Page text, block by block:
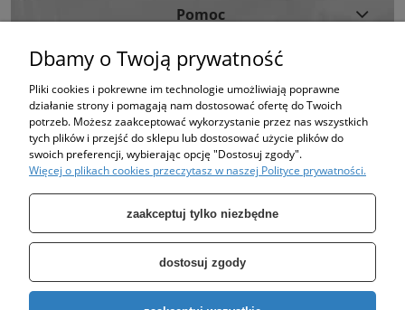
Pomoc
Moje Konto
Informacje
Strona korzysta z plików cookies w celu realizacji usług i zgodnie z Polityką
Plików Cookies.
Możesz określić warunki przechowywania lub dostępu do plików cookies w
Twojej przeglądarce. (polityka prywatności)
Dbamy o Twoją prywatność
Pliki cookies i pokrewne im technologie umożliwiają poprawne
działanie strony i pomagają nam dostosować ofertę do Twoich
potrzeb. Możesz zaakceptować wykorzystanie przez nas wszystkich
tych plików i przejść do sklepu lub dostosować użycie plików do
swoich preferencji, wybierając opcję "Dostosuj zgody".
Więcej o plikach cookies przeczytasz w naszej Polityce prywatności.
zaakceptuj tylko niezbędne
dostosuj zgody